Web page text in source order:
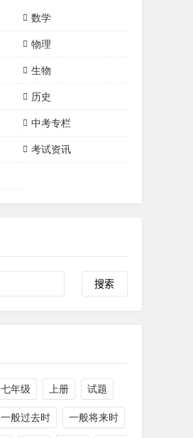
文化常识
诗词
数学
一次函数
圆
英语作文
物理
高中化学
化学物质
有机化合物
生物
历史
中考专栏
考试资讯
七年级 上册 试题
一般过去时 一般将来时